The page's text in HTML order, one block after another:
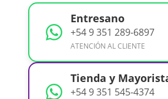
Entresano
+54 9 351 289-6897
ATENCIÓN AL CLIENTE
Tienda y
+54 9 351 545-4374